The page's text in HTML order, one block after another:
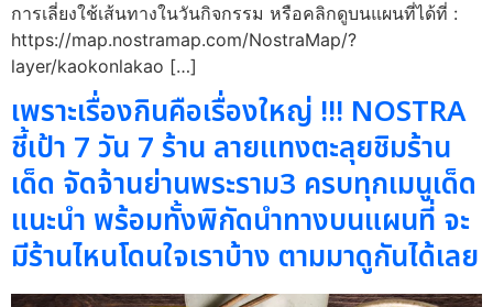
การเลี่ยงใช้เส้นทางในวันกิจกรรม หรือคลิกดูบนแผนที่ได้ที่ :
https://map.nostramap.com/NostraMap/?
layer/kaokonlakao […]
เพราะเรื่องกินคือเรื่องใหญ่ !!! NOSTRA
ชี้เป้า 7 วัน 7 ร้าน ลายแทงตะลุยชิมร้าน
เด็ด จัดจ้านย่านพระราม3 ครบทุกเมนูเด็ด
แนะนำ พร้อมทั้งพิกัดนำทางบนแผนที่ จะ
มีร้านไหนโดนใจเราบ้าง ตามมาดูกันได้เลย